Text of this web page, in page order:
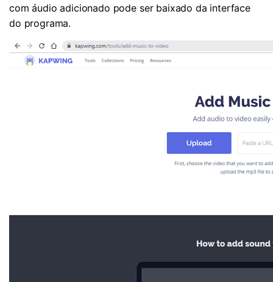
com áudio adicionado pode ser baixado da interface
do programa.